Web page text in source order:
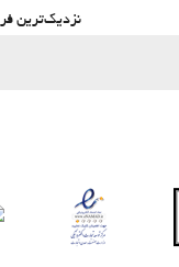
نزدیک‌ترین